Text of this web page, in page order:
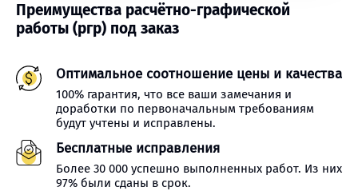
Преимущества расчётно-графической
работы (ргр) под заказ
Оптимальное соотношение цены и качества
100% гарантия, что все ваши замечания и
доработки по первоначальным требованиям
будут учтены и исправлены.
Бесплатные исправления
Более 30 000 успешно выполненных работ. Из них
97% были сданы в срок.